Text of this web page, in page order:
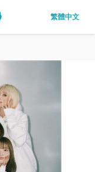
繁體中文